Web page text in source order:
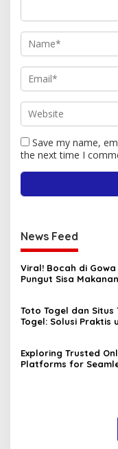
Save my name,
the next time I
News Feed
Viral! Bocah di Gowa
Pungut Sisa
Toto Togel dan Situs
Togel: Solusi Praktis
Exploring Trusted
Platforms for